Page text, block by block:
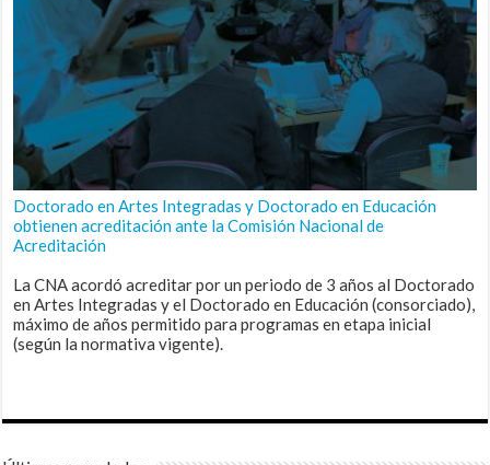
Doctorado en Artes Integradas y Doctorado en Educación
obtienen acreditación ante la Comisión Nacional de
Acreditación
La CNA acordó acreditar por un periodo de 3 años al Doctorado
en Artes Integradas y el Doctorado en Educación (consorciado),
máximo de años permitido para programas en etapa inicial
(según la normativa vigente).